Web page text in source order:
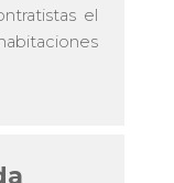
el